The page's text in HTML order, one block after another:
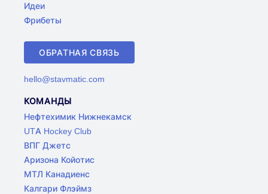
Идеи
Фрибеты
ОБРАТНАЯ СВЯЗЬ
hello@stavmatic.com
КОМАНДЫ
Нефтехимик Нижнекамск
UTA Hockey Club
ВПГ Джетс
Аризона Койотис
МТЛ Канадиенс
Калгари Флэймз